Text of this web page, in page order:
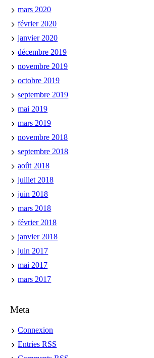
mars 2020
février 2020
janvier 2020
décembre 2019
novembre 2019
octobre 2019
septembre 2019
mai 2019
mars 2019
novembre 2018
septembre 2018
août 2018
juillet 2018
juin 2018
mars 2018
février 2018
janvier 2018
juin 2017
mai 2017
mars 2017
Meta
Connexion
EntriesRSS